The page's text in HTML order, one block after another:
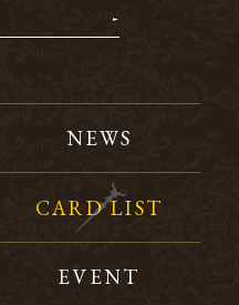
NEWS
CARD LIST
EVENT